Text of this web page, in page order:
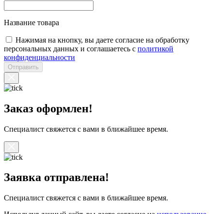
Название товара
Нажимая на кнопку, вы даете согласие на обработку
персональных данных и соглашаетесь с политикой
конфиденциальности
Отправить
Заказ оформлен!
Специалист свяжется с вами в ближайшее время.
Заявка отправлена!
Специалист свяжется с вами в ближайшее время.